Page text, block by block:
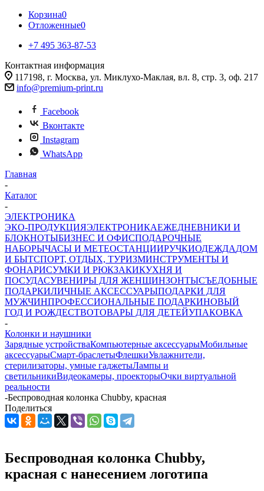
Корзина0
Отложенные0
+7 495 363-87-53
Контактная информация
117198, г. Москва, ул. Миклухо-Маклая, вл. 8, стр. 3, оф. 217
info@premium-print.ru
Facebook
Вконтакте
Instagram
WhatsApp
Главная
-
Каталог
-
ЭЛЕКТРОНИКА
ЭКО-ПРОДУКЦИЯЭЛЕКТРОНИКАЕЖЕДНЕВНИКИ И
БЛОКНОТЫБИЗНЕС И ОФИСПОДАРОЧНЫЕ
НАБОРЫЧАСЫ И МЕТЕОСТАНЦИИРУЧКИОДЕЖДАДОМ
И БЫТСПОРТ, ОТДЫХ, ТУРИЗМИНСТРУМЕНТЫ И
ФОНАРИСУМКИ И РЮКЗАКИКУХНЯ И
ПОСУДАСУВЕНИРЫ ДЛЯ ЖЕНЩИНЗОНТЫСЪЕДОБНЫЕ
ПОДАРКИЛИЧНЫЕ АКСЕССУАРЫПОДАРКИ ДЛЯ
МУЖЧИНПРОФЕССИОНАЛЬНЫЕ ПОДАРКИНОВЫЙ
ГОД И РОЖДЕСТВОТОВАРЫ ДЛЯ ДЕТЕЙУПАКОВКА
-
Колонки и наушники
Зарядные устройстваКомпьютерные аксессуарыМобильные
аксессуарыСмарт-браслетыФлешкиУвлажнители,
стерилизаторы, умные гаджетыЛампы и
светильникиВидеокамеры, проекторыОчки виртуальной
реальности
-Беспроводная колонка Chubby, красная
Поделиться
Беспроводная колонка Chubby,
красная с нанесением логотипа